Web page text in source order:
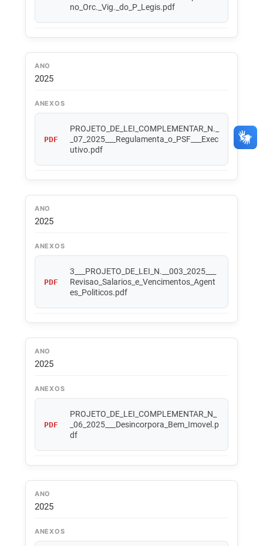
no_Orc._Vig._do_P_Legis.pdf
ANO
2025
ANEXOS
PDF
PROJETO_DE_LEI_COMPLEMENTAR_N._
_07_2025___Regulamenta_o_PSF___Exec
utivo.pdf
ANO
2025
ANEXOS
PDF
3___PROJETO_DE_LEI_N.__003_2025___
Revisao_Salarios_e_Vencimentos_Agent
es_Politicos.pdf
ANO
2025
ANEXOS
PDF
PROJETO_DE_LEI_COMPLEMENTAR_N_
_06_2025___Desincorpora_Bem_Imovel.p
df
ANO
2025
ANEXOS